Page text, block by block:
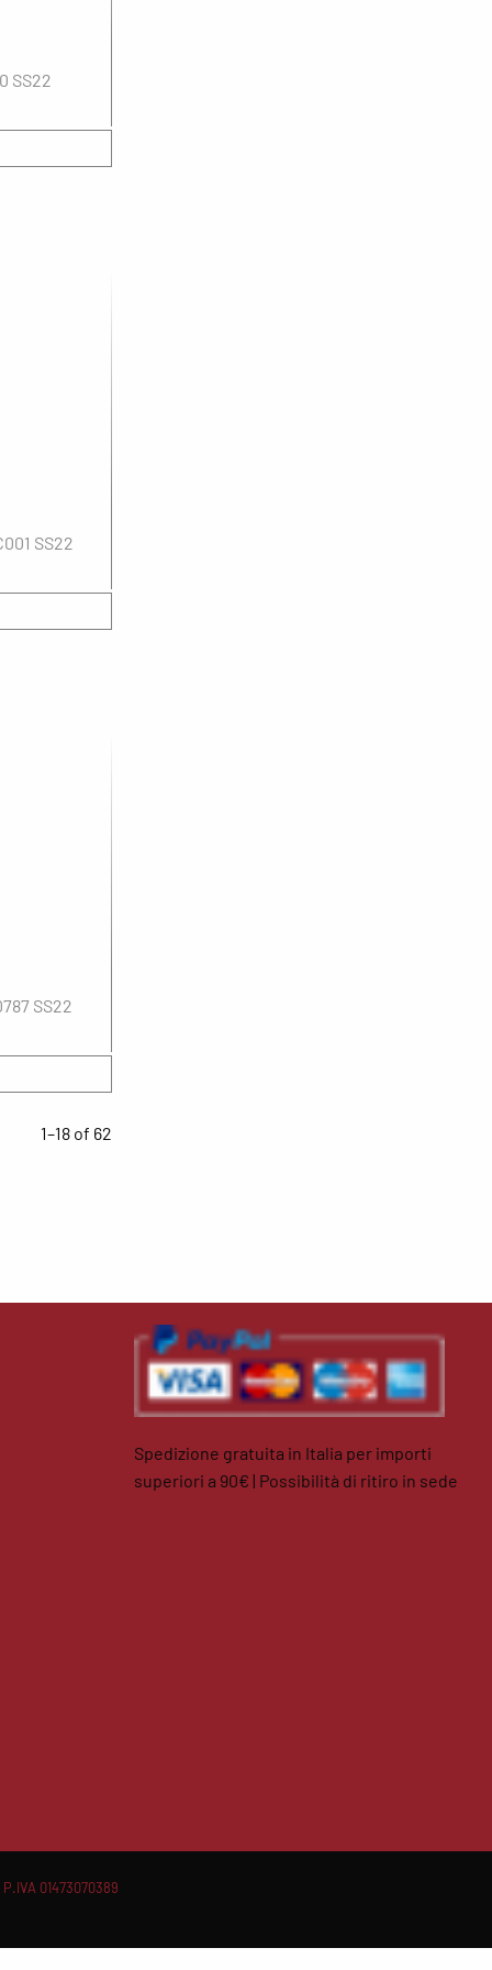
SS22
SS22
SS22
1–18 of 62
Spedizione gratuita in Italia per importi
superiori a 90€ | Possibilità di ritiro in sede
01473070389